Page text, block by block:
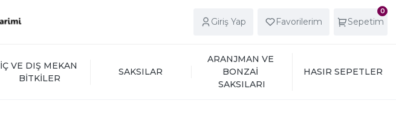
Giriş Yap Favorilerim
0
Sepetim
İÇ VE DIŞ MEKAN
BİTKİLER
SAKSILAR
ARANJMAN VE
BONZAİ
SAKSILARI
HASIR SEPETLER